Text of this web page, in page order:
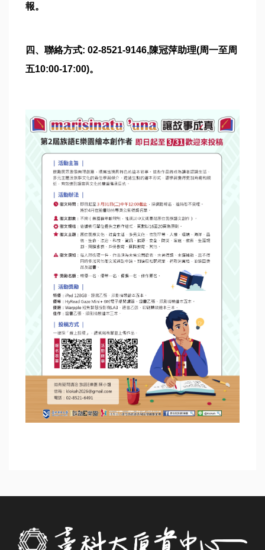
報。
四、聯絡方式: 02-8521-9146,陳冠萍助理(周一至周
五10:00-17:00)。